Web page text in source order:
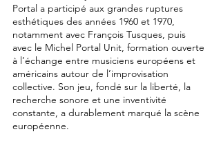
Portal a participé aux grandes ruptures
esthétiques des années 1960 et 1970,
notamment avec François Tusques, puis
avec le Michel Portal Unit, formation ouverte
à l’échange entre musiciens européens et
américains autour de l’improvisation
collective. Son jeu, fondé sur la liberté, la
recherche sonore et une inventivité
constante, a durablement marqué la scène
européenne.